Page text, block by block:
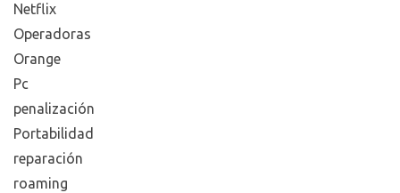
Netflix
Operadoras
Orange
Pc
penalización
Portabilidad
reparación
roaming